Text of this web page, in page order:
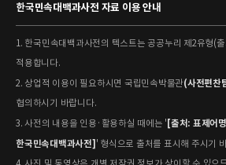
한국민속대백과사전 자료 이용 안내
1. 한국민속대백과사전의 텍스트는 공공누리 제2유형(
적용합니다.
2. 상업적 이용이 필요하시면 국립민속박물관(사전편
협의하시기 바랍니다.
3. 사전의 내용을 인용·활용하실 때에는 ' [출처: 표제어
한국민속대백과사전] ' 형식으로 출처를 표시해 주시기